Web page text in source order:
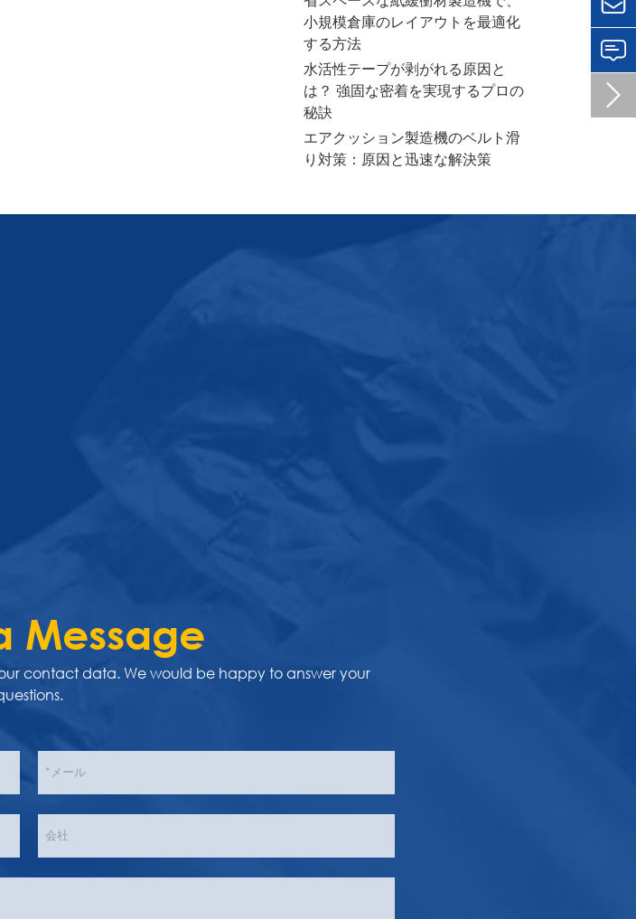
小規模倉庫のレイアウトを最適化
する方法
水活性テープが剥がれる原因と
は？ 強固な密着を実現するプロの
秘訣
エアクッション製造機のベルト滑
り対策：原因と迅速な解決策
Message
contact data. We would be happy to answer your
